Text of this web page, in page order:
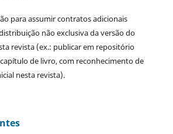
para assumir contratos adicionais
não exclusiva da versão do
revista (ex.: publicar em repositório
de livro, com reconhecimento de
nesta revista).